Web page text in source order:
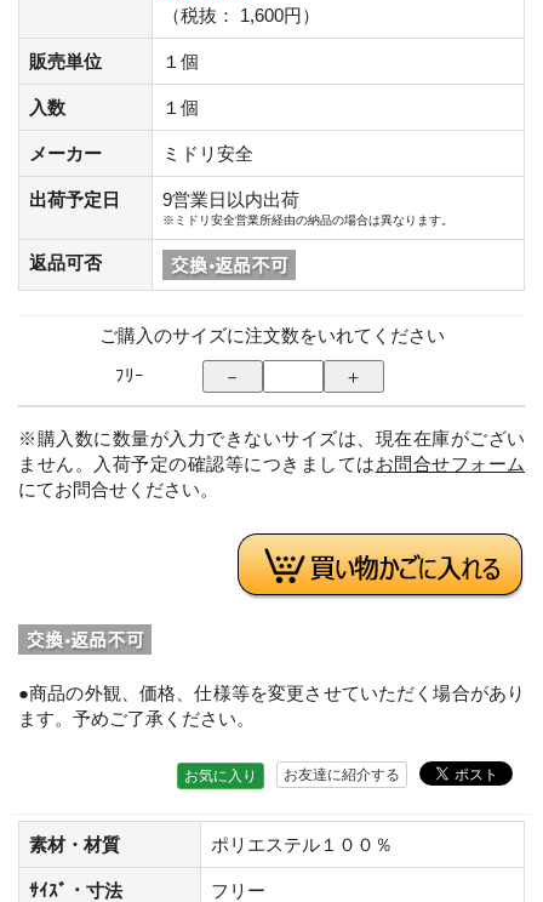
（税抜： 1,600円）
販売単位 １個
入数 １個
メーカー ミドリ安全
出荷予定日 9営業日以内出荷
※ミドリ安全営業所経由の納品の場合は異なります。
返品可否
ご購入のサイズに注文数をいれてください
ﾌﾘｰ
※購入数に数量が入力できないサイズは、現在在庫がござい
ません。入荷予定の確認等につきましてはお問合せフォーム
にてお問合せください。
●商品の外観、価格、仕様等を変更させていただく場合があり
ます。予めご了承ください。
お友達に紹介する
お気に入り
素材・材質 ポリエステル１００％
ｻｲｽﾞ・寸法 フリー